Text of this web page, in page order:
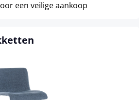
een veilige aankoop